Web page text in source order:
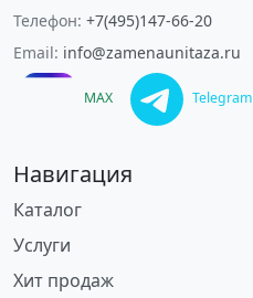
Телефон: +7(495)147-66-20
Email: info@zamenaunitaza.ru
MAX Telegram
Навигация
Каталог
Услуги
Хит продаж